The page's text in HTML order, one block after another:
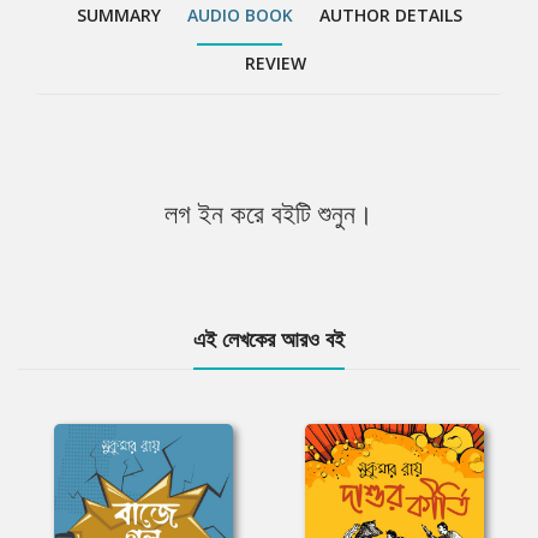
SUMMARY AUDIO BOOK AUTHOR DETAILS
REVIEW
লগ ইন করে বইটি শুনুন।
এই লেখকের আরও বই